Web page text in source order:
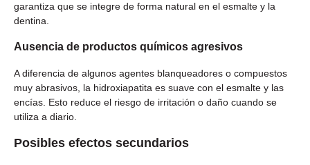
garantiza que se integre de forma natural en el esmalte y la
dentina.
Ausencia de productos químicos agresivos
A diferencia de algunos agentes blanqueadores o compuestos
muy abrasivos, la hidroxiapatita es suave con el esmalte y las
encías. Esto reduce el riesgo de irritación o daño cuando se
utiliza a diario.
Posibles efectos secundarios